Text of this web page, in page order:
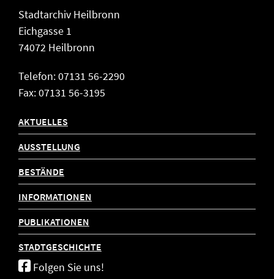
Stadtarchiv Heilbronn
Eichgasse 1
74072 Heilbronn
Telefon: 07131 56-2290
Fax: 07131 56-3195
AKTUELLES
AUSSTELLUNG
BESTÄNDE
INFORMATIONEN
PUBLIKATIONEN
STADTGESCHICHTE
Folgen Sie uns!